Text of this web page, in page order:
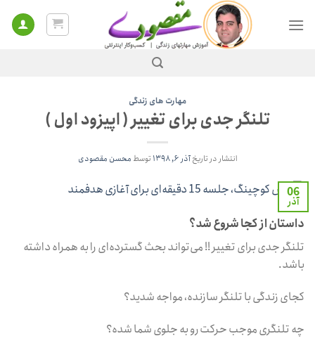
مهارت‌ های زندگی
تلنگر جدی برای تغییر ( اپیزود اول )
انتشار در تاریخآذر ۶, ۱۳۹۸ توسط محسن مقصودی
06
آذر
داستان از کجا شروع شد؟
تلنگر جدی برای تغییر !! می‌تواند بحث گسترده‌ای را به همراه داشته
باشد.
کجای زندگی با تلنگر سازنده، مواجه شدید؟
چه تلنگری موجب حرکت رو به جلوی شما شده؟